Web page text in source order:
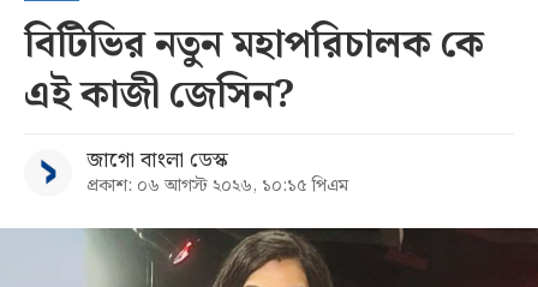
বিটিভির নতুন মহাপরিচালক কে
এই কাজী জেসিন?
জাগো বাংলা ডেস্ক
প্রকাশ: ০৬ আগস্ট ২০২৬, ১০:১৫ পিএম